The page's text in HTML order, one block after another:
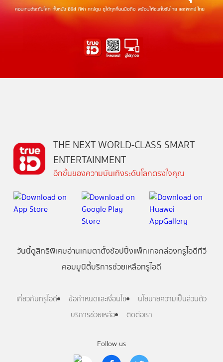
Follow us
THE NEXT WORLD-CLASS SMART
ENTERTAINMENT
อีกขั้นของความบันเทิงระดับโลกตรงใจคุณ
วันนี้ดูสิทธิพิเศษอ่านเกมตาตั้งช้อปปิ้งแพ็กเกจกล่องทรูไอดีทีวี
คอมมูนิตี้บริการช่วยเหลือทรูไอดี
เกี่ยวกับทรูไอดี ข้อกำหนดและเงื่อนไข
นโยบายความเป็นส่วนตัว
บริการช่วยเหลือ
ติดต่อเรา